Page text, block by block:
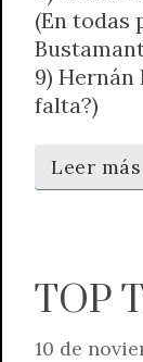
(En todas
9) Hernán
falta?)
Leer más
TOP
10 de